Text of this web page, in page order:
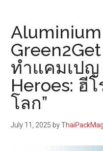
ทำแคมเปญ
Heroes: ฮี
โลก”
July 11, 2025 by